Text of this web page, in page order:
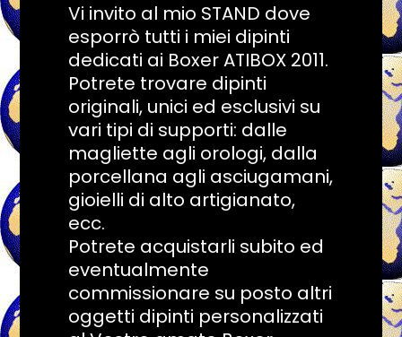
Vi invito al mio STAND dove
esporrò tutti i miei dipinti
dedicati ai Boxer ATIBOX 2011.
Potrete trovare dipinti
originali, unici ed esclusivi su
vari tipi di supporti: dalle
magliette agli orologi, dalla
porcellana agli asciugamani,
gioielli di alto artigianato,
ecc.
Potrete acquistarli subito ed
eventualmente
commissionare su posto altri
oggetti dipinti personalizzati